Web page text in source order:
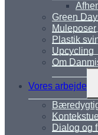
Green
Muleposer
Plastik
Upcycling
Om
Vores arbejde
Dialog og